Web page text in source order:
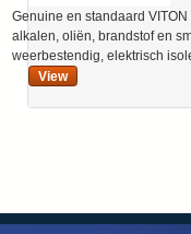
Genuine en standaard
alkalen, oliën, brandstof en
weerbestendig, elektrisch
View